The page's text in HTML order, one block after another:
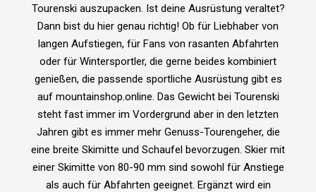
Tourenski auszupacken. Ist deine Ausrüstung veraltet?
Dann bist du hier genau richtig! Ob für Liebhaber von
langen Aufstiegen, für Fans von rasanten Abfahrten
oder für Wintersportler, die gerne beides kombiniert
genießen, die passende sportliche Ausrüstung gibt es
auf mountainshop.online. Das Gewicht bei Tourenski
steht fast immer im Vordergrund aber in den letzten
Jahren gibt es immer mehr Genuss-Tourengeher, die
eine breite Skimitte und Schaufel bevorzugen. Skier mit
einer Skimitte von 80-90 mm sind sowohl für Anstiege
als auch für Abfahrten geeignet. Ergänzt wird ein